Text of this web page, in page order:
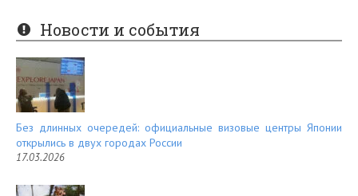
er
es
t
e
d
Новости и события
Без длинных очередей: официальные визовые центры Японии
открылись в двух городах России
17.03.2026